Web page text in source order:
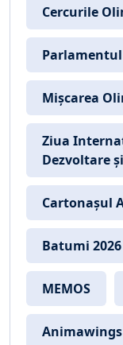
Cercurile
Mișcarea
Ziua
Dezvoltare
Cartonașul
Batumi 2026
MEMOS
Animawings